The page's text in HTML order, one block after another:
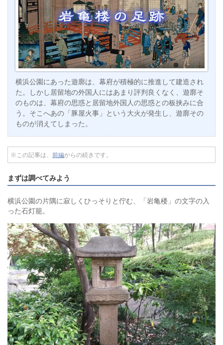
横浜公園にあった遊廓は、幕府が積極的に推進して建造され
た。しかし居留地の外国人にはあまり評判良くなく、遊廓そ
のものは、幕府の思惑と居留地外国人の思惑との板挟みに合
う。そこへあの「豚屋火事」という大火が発生し、遊廓その
ものが消えてしまった。
※この記事は、 前編からの続きです。
まずは調べてみよう
横浜公園の片隅に寂しくひっそりと佇む、「岩亀楼」の文字の入
った石灯籠。